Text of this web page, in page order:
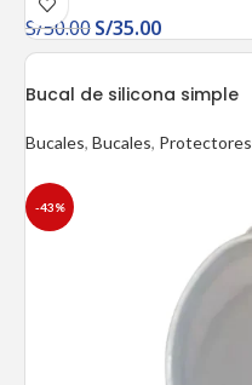
S/50.00S/35.00
-43%
Bucal de silicona simple
Bucales, Bucales, Protectores